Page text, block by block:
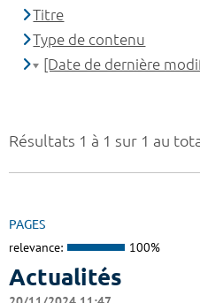
Résultats 1 à 1 sur 1 au
PAGES
relevance: 100%
Actualités
Titre
Type de contenu
[Date de dernière